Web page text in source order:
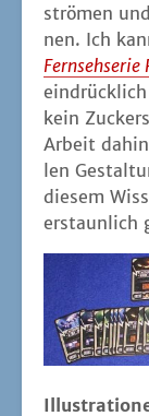
strö­men
nen. Ich
Fern­seh­se­rie
kein
Arbeit
len
die­sem
erstaun­lich